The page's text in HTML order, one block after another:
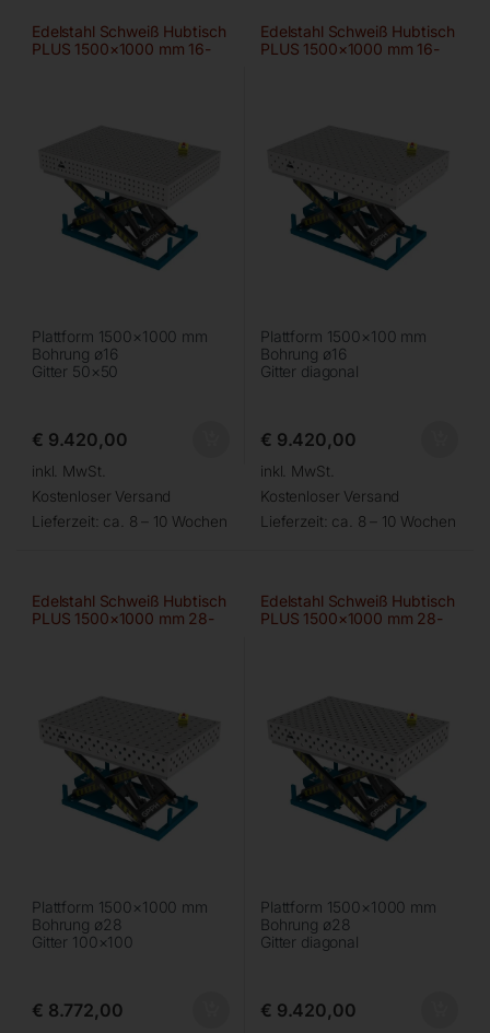
Edelstahl Schweiß Hubtisch
PLUS 1500×1000 mm 16-
Plattform 1500×1000 mm
Bohrung ø16
Gitter 50×50
€ 9.420,00
inkl. MwSt.
Kostenloser Versand
Lieferzeit: ca. 8 – 10 Wochen
Edelstahl Schweiß Hubtisch
PLUS 1500×1000 mm 16-
Plattform 1500×100 mm
Bohrung ø16
Gitter diagonal
€ 9.420,00
inkl. MwSt.
Kostenloser Versand
Lieferzeit: ca. 8 – 10 Wochen
Edelstahl Schweiß Hubtisch
PLUS 1500×1000 mm 28-
Plattform 1500×1000 mm
Bohrung ø28
Gitter 100×100
€ 8.772,00
Edelstahl Schweiß Hubtisch
PLUS 1500×1000 mm 28-
Plattform 1500×1000 mm
Bohrung ø28
Gitter diagonal
€ 9.420,00